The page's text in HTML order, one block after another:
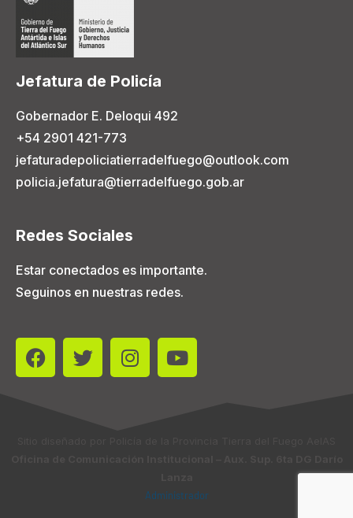
Jefatura de Policía
Gobernador E. Deloqui 492
+54 2901 421-773
jefaturadepoliciatierradelfuego@outlook.com
policia.jefatura@tierradelfuego.gob.ar
Redes Sociales
Estar conectados es importante.
Seguinos en nuestras redes.
Administrador